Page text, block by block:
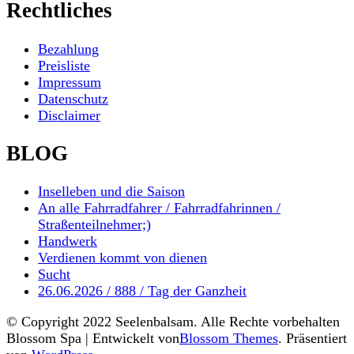
Rechtliches
Bezahlung
Preisliste
Impressum
Datenschutz
Disclaimer
BLOG
Inselleben und die Saison
An alle Fahrradfahrer / Fahrradfahrinnen /
Straßenteilnehmer;)
Handwerk
Verdienen kommt von dienen
Sucht
26.06.2026 / 888 / Tag der Ganzheit
© Copyright 2022 Seelenbalsam. Alle Rechte vorbehalten
Blossom Spa | Entwickelt vonBlossom Themes. Präsentiert